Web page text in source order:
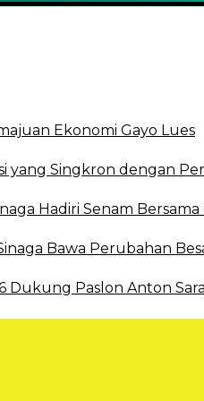
Ekonomi Gayo Lues
yang Singkron dengan
Hadiri Senam
Bawa Perubahan
Dukung Paslon Anton